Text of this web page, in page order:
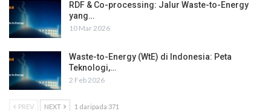
RDF & Co-processing: Jalur Waste-to-Energy
yang…
10 Mar 2026
Waste-to-Energy (WtE) di Indonesia: Peta
Teknologi,…
2 Feb 2026
PREV NEXT 1 daripada 371